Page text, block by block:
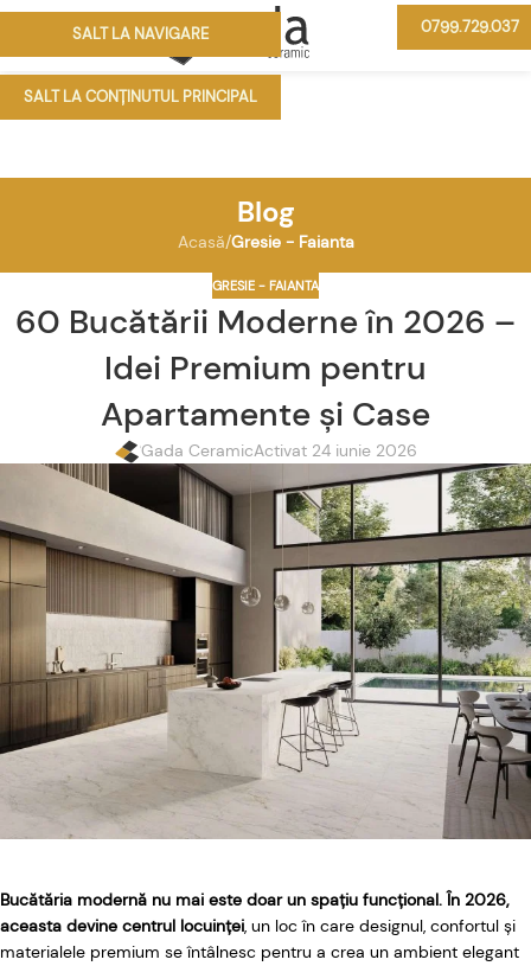
SALT LA NAVIGARE
SALT LA CONȚINUTUL PRINCIPAL
0799.729.037
Blog
Acasă/Gresie - Faianta
GRESIE - FAIANTA
60 Bucătării Moderne în 2026 –
Idei Premium pentru
Apartamente și Case
Gada CeramicActivat 24 iunie 2026
Bucătăria modernă nu mai este doar un spațiu funcțional. În 2026,
aceasta devine centrul locuinței, un loc în care designul, confortul și
materialele premium se întâlnesc pentru a crea un ambient elegant